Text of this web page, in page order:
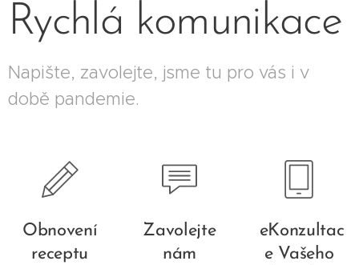
Rychlá komunikace
Napište, zavolejte, jsme tu pro vás i v
době pandemie.
Obnovení
receptu
Zavolejte
nám
eKonzultac
e Vašeho